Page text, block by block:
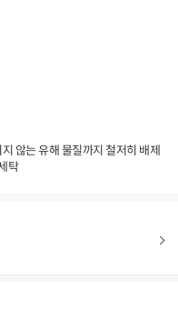
않는 유해 물질까지 철저히 배제
탁